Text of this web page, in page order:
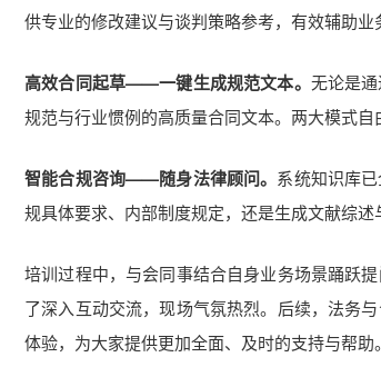
供专业的修改建议与谈判策略参考，有效辅助业
高效合同起草——一键生成规范文本。 无论是
规范与行业惯例的高质量合同文本。两大模式自
智能合规咨询——随身法律顾问。 系统知识库
规具体要求、内部制度规定，还是生成文献综述
培训过程中，与会同事结合自身业务场景踊跃
了深入互动交流，现场气氛热烈。后续，法务
体验，为大家提供更加全面、及时的支持与帮助。